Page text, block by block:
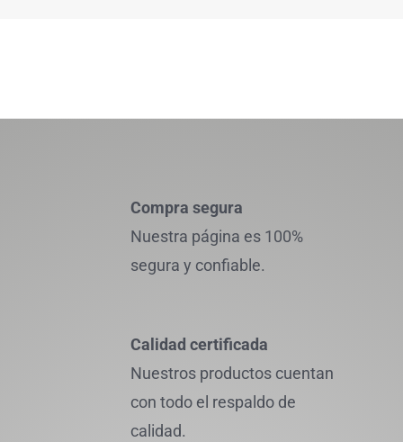
Compra segura
Nuestra página es 100%
segura y confiable.
Calidad certificada
Nuestros productos cuentan
con todo el respaldo de
calidad.